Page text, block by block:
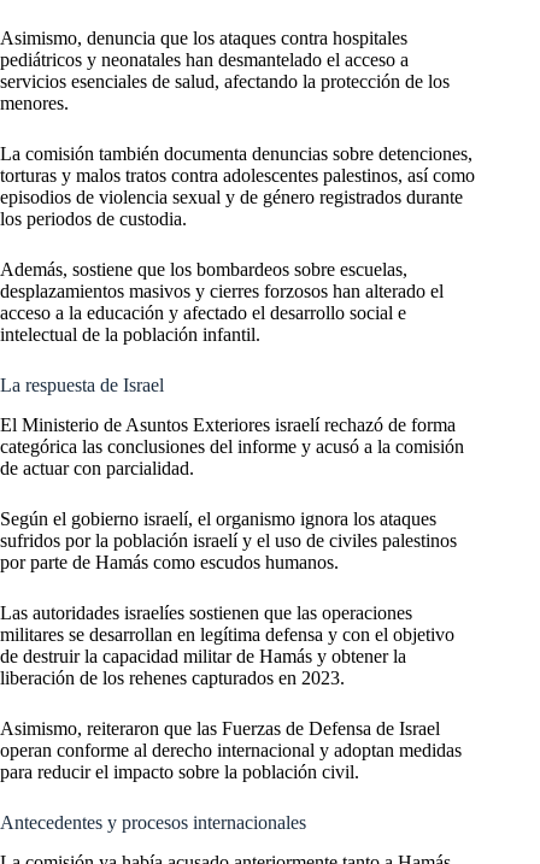
Asimismo, denuncia que los ataques contra hospitales
pediátricos y neonatales han desmantelado el acceso a
servicios esenciales de salud, afectando la protección de los
menores.
La comisión también documenta denuncias sobre detenciones,
torturas y malos tratos contra adolescentes palestinos, así como
episodios de violencia sexual y de género registrados durante
los periodos de custodia.
Además, sostiene que los bombardeos sobre escuelas,
desplazamientos masivos y cierres forzosos han alterado el
acceso a la educación y afectado el desarrollo social e
intelectual de la población infantil.
La respuesta de Israel
El Ministerio de Asuntos Exteriores israelí rechazó de forma
categórica las conclusiones del informe y acusó a la comisión
de actuar con parcialidad.
Según el gobierno israelí, el organismo ignora los ataques
sufridos por la población israelí y el uso de civiles palestinos
por parte de Hamás como escudos humanos.
Las autoridades israelíes sostienen que las operaciones
militares se desarrollan en legítima defensa y con el objetivo
de destruir la capacidad militar de Hamás y obtener la
liberación de los rehenes capturados en 2023.
Asimismo, reiteraron que las Fuerzas de Defensa de Israel
operan conforme al derecho internacional y adoptan medidas
para reducir el impacto sobre la población civil.
Antecedentes y procesos internacionales